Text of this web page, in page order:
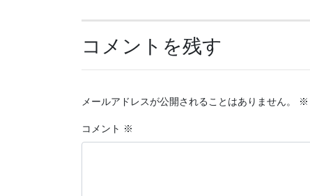
コメントを残す
メールアドレスが公開されることはありません。 ※
コメント ※